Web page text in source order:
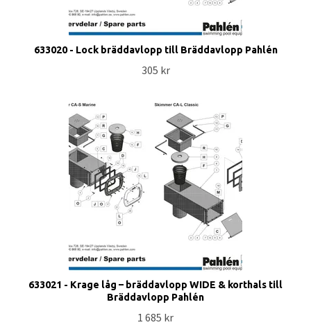
633020 - Lock bräddavlopp till Bräddavlopp Pahlén
305 kr
633021 - Krage låg – bräddavlopp WIDE & korthals till
Bräddavlopp Pahlén
1 685 kr